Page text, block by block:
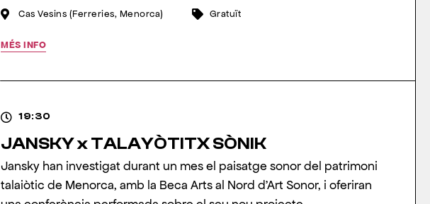
Cas Vesins (Ferreries, Menorca) Gratuït
MÉS INFO
19:30
JANSKY x TALAYÒTITX SÒNIK
Jansky han investigat durant un mes el paisatge sonor del patrimoni
talaiòtic de Menorca, amb la Beca Arts al Nord d’Art Sonor, i oferiran